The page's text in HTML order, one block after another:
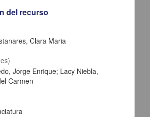
del agua en el nucleo impermeable de la
del recurso
Clara Maria
Jorge Enrique; Lacy Niebla,
Carmen